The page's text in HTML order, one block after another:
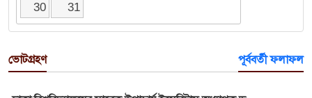
30
31
ভোটগ্রহণ পূর্ববর্তী ফলাফল